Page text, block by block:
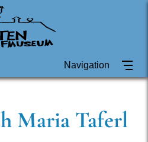
Navigation
Maria Taferl